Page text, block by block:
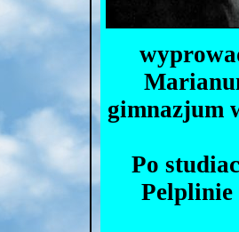
gimnazjum
Po